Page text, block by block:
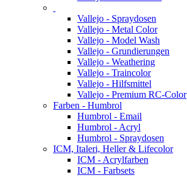
Vallejo - Spraydosen
Vallejo - Metal Color
Vallejo - Model Wash
Vallejo - Grundierungen
Vallejo - Weathering
Vallejo - Traincolor
Vallejo - Hilfsmittel
Vallejo - Premium RC-Color
Farben - Humbrol
Humbrol - Email
Humbrol - Acryl
Humbrol - Spraydosen
ICM, Italeri, Heller & Lifecolor
ICM - Acrylfarben
ICM - Farbsets